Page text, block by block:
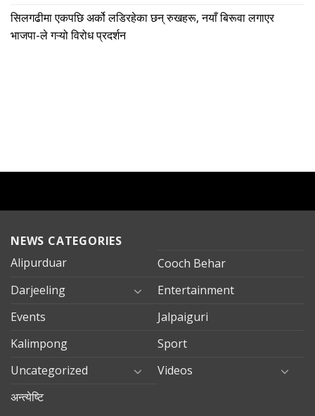
सिलगढीमा एकपछि अर्को लडिरहेका छन् रुखहरू, नयाँ बिरूवा लगाएर
भाजपा-ले गऱ्यो विरोध प्रदर्शन
NEWS CATEGORIES
Alipurduar
Cooch Behar
Darjeeling
Entertainment
Events
Jalpaiguri
Kalimpong
Sport
Uncategorized
Videos
अन्त्येष्टि